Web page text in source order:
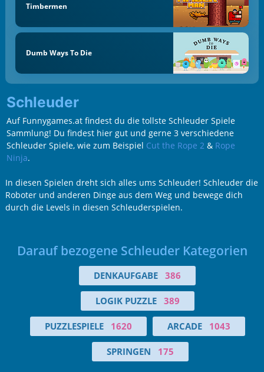
Timbermen
Dumb Ways To Die
Schleuder
Auf Funnygames.at findest du die tollste Schleuder Spiele
Sammlung! Du findest hier gut und gerne 3 verschiedene
Schleuder Spiele, wie zum Beispiel Cut the Rope 2 & Rope
Ninja.
In diesen Spielen dreht sich alles ums Schleuder! Schleuder die
Roboter und anderen Dinge aus dem Weg und bewege dich
durch die Levels in diesen Schleuderspielen.
Darauf bezogene Schleuder Kategorien
DENKAUFGABE 386
LOGIK PUZZLE 389
PUZZLESPIELE 1620 ARCADE 1043
SPRINGEN 175